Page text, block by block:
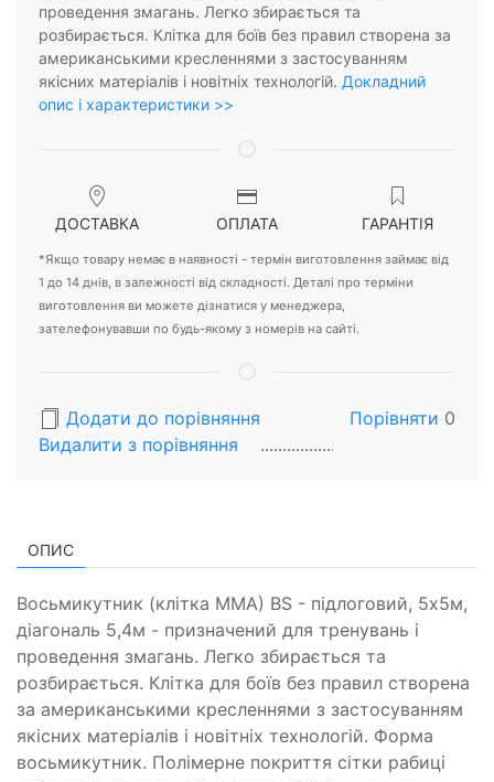
проведення змагань. Легко збирається та
розбирається. Клітка для боїв без правил створена за
американськими кресленнями з застосуванням
якісних матеріалів і новітніх технологій. Докладний
опис і характеристики >>
ДОСТАВКА ОПЛАТА ГАРАНТІЯ
*Якщо товару немає в наявності - термін виготовлення займає від
1 до 14 днів, в залежності від складності. Деталі про терміни
виготовлення ви можете дізнатися у менеджера,
зателефонувавши по будь-якому з номерів на сайті.
Додати до порівняння
Видалити з порiвняння
Порівняти 0
ОПИС
Восьмикутник (клітка ММА) BS - підлоговий, 5х5м,
діагональ 5,4м - призначений для тренувань і
проведення змагань. Легко збирається та
розбирається. Клітка для боїв без правил створена
за американськими кресленнями з застосуванням
якісних матеріалів і новітніх технологій. Форма
восьмикутник. Полімерне покриття сітки рабиці